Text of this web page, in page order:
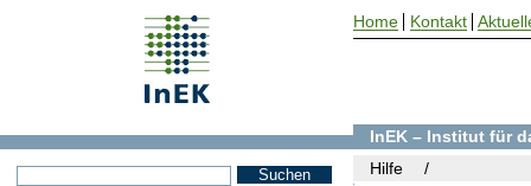
InEK – Institut für
Hilfe
Home Kontakt